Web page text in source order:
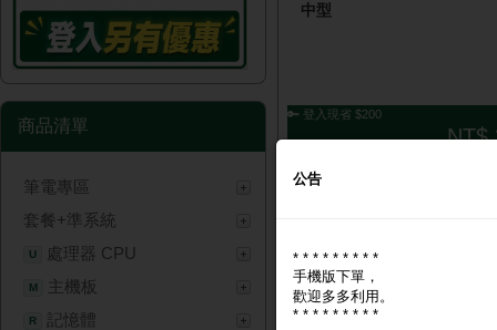
商品清單
筆電專區
套餐+準系統
U 處理器 CPU
M 主機板
R 記憶體
中型
🔑 登入現省 $200
NT$
公告
* * * * * * * * *
手機版下單，
歡迎多多利用。
* * * * * * * * *